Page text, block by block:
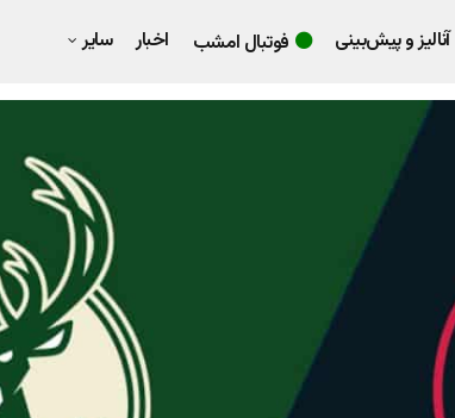
آنالیز و پیش‌بینی فوتبال امشب اخبار سایر